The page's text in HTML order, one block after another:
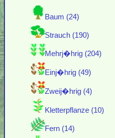
Baum (24)
Strauch (190)
Mehrj�hrig (204)
Einj�hrig (49)
Zweij�hrig (4)
Kletterpflanze (10)
Fern (14)